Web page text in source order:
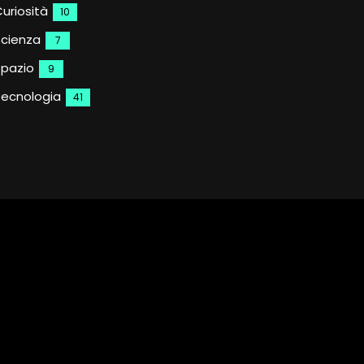
10
7
9
41